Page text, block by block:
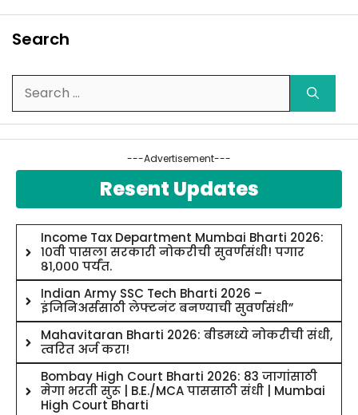
Search
for:
---Advertisement---
Resent Updates
Income Tax Department Mumbai Bharti 2026:
१०वी पासला सरकारी नोकरीची सुवर्णसंधी! पगार
८१,००० पर्यंत.
Indian Army SSC Tech Bharti 2026 –
इंजिनिअर्ससाठी लेफ्टनंट बनण्याची सुवर्णसंधी”
Mahavitaran Bharti 2026: बीडमध्ये नोकरीची संधी,
त्वरित अर्ज करा!
Bombay High Court Bharti 2026: 83 जागांसाठी
मेगा भरती सुरू | B.E./MCA पाससाठी संधी | Mumbai
High Court Bharti